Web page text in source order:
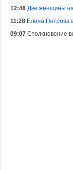
12:46 Две женщины на
11:28 Елена Петрова
09:07 Столкновение